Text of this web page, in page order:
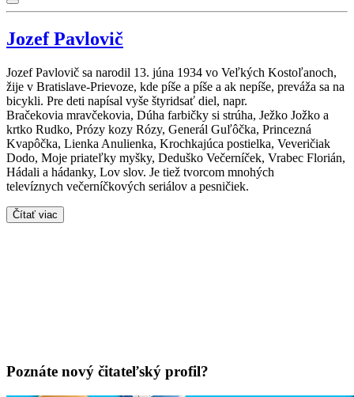
Jozef Pavlovič
Jozef Pavlovič sa narodil 13. júna 1934 vo Veľkých Kostoľanoch,
žije v Bratislave-Prievoze, kde píše a píše a ak nepíše, preváža sa na
bicykli. Pre deti napísal vyše štyridsať diel, napr.
Bračekovia mravčekovia, Dúha farbičky si strúha, Ježko Jožko a
krtko Rudko, Prózy kozy Rózy, Generál Guľôčka, Princezná
Kvapôčka, Lienka Anulienka, Krochkajúca postielka, Veveričiak
Dodo, Moje priateľky myšky, Deduško Večerníček, Vrabec Florián,
Hádali a hádanky, Lov slov. Je tiež tvorcom mnohých
televíznych večerníčkových seriálov a pesničiek.
Čítať viac
Poznáte nový čitateľský profil?